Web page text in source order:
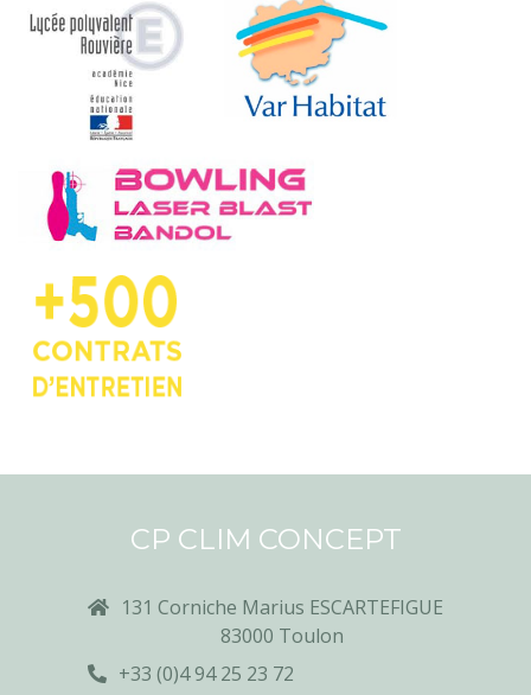
CP CLIM CONCEPT
131 Corniche Marius ESCARTEFIGUE
83000 Toulon
+33 (0)4 94 25 23 72